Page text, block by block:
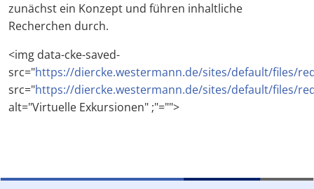
zunächst ein Konzept und führen inhaltliche
Recherchen durch.
<img data-cke-saved-
src="https://diercke.westermann.de/sites/default/files/
src="https://diercke.westermann.de/sites/default/files/
alt="Virtuelle Exkursionen" ;"="">